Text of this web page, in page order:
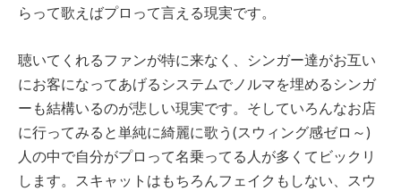
らって歌えばプロって言える現実です。
聴いてくれるファンが特に来なく、シンガー達がお互い
にお客になってあげるシステムでノルマを埋めるシンガ
ーも結構いるのが悲しい現実です。そしていろんなお店
に行ってみると単純に綺麗に歌う(スウィング感ゼロ～)
人の中で自分がプロって名乗ってる人が多くてビックリ
します。スキャットはもちろんフェイクもしない、スウ